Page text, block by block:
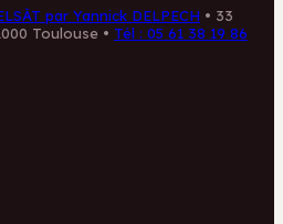
par Yannick DELPECH • 33
Toulouse • Tél : 05 61 38 19 86